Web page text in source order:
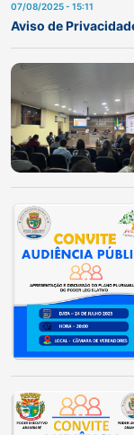
07/08/2025 - 15:11
Aviso de